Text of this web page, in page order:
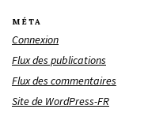
MÉTA
Connexion
Flux des publications
Flux des commentaires
Site de WordPress-FR